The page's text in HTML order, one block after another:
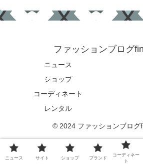
ファッションブログ
ニュース
ショップ
コーディネート
レンタル
© 2024 ファッションブログ
ニュース サイト ショップ ブランド
コーディネー
ト